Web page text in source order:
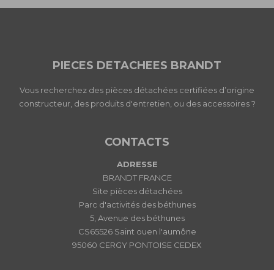
PIECES DETACHEES BRANDT
Vous recherchez des pièces détachées certifiées d’origine
constructeur, des produits d'entretien, ou des accessoires ?
CONTACTS
ADRESSE
BRANDT FRANCE
Site pièces détachées
Parc d'activités des béthunes
5, Avenue des béthunes
CS65526 Saint ouen l'aumône
95060 CERGY PONTOISE CEDEX